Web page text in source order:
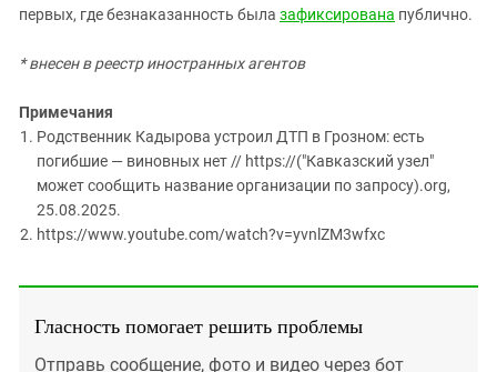
первых, где безнаказанность была зафиксирована публично.
* внесен в реестр иностранных агентов
Примечания
Родственник Кадырова устроил ДТП в Грозном: есть
погибшие — виновных нет // https://("Кавказский узел"
может сообщить название организации по запросу).org,
25.08.2025.
https://www.youtube.com/watch?v=yvnlZM3wfxc
Гласность помогает решить проблемы
Отправь сообщение, фото и видео через бот